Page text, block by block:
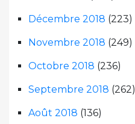
Décembre 2018 (223)
Novembre 2018 (249)
Octobre 2018 (236)
Septembre 2018 (262)
Août 2018 (136)